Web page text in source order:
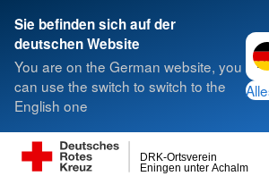
Sie befinden sich auf der
deutschen Website
You are on the German website, you
can use the switch to switch to the
English one
Eningen unter Achalm
DRK-Ortsverein
Suche